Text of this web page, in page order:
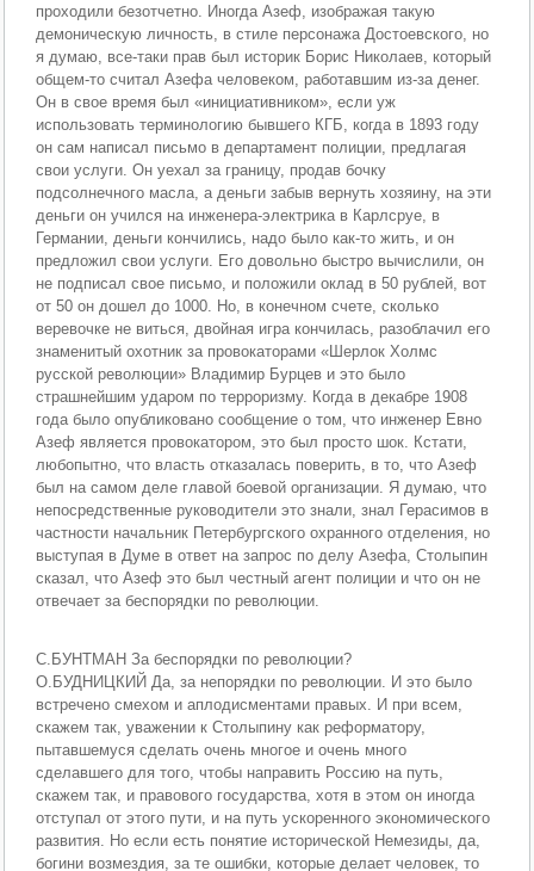
проходили безотчетно. Иногда Азеф, изображая такую
демоническую личность, в стиле персонажа Достоевского, но
я думаю, все-таки прав был историк Борис Николаев, который
общем-то считал Азефа человеком, работавшим из-за денег.
Он в свое время был «инициативником», если уж
использовать терминологию бывшего КГБ, когда в 1893 году
он сам написал письмо в департамент полиции, предлагая
свои услуги. Он уехал за границу, продав бочку
подсолнечного масла, а деньги забыв вернуть хозяину, на эти
деньги он учился на инженера-электрика в Карлсруе, в
Германии, деньги кончились, надо было как-то жить, и он
предложил свои услуги. Его довольно быстро вычислили, он
не подписал свое письмо, и положили оклад в 50 рублей, вот
от 50 он дошел до 1000. Но, в конечном счете, сколько
веревочке не виться, двойная игра кончилась, разоблачил его
знаменитый охотник за провокаторами «Шерлок Холмс
русской революции» Владимир Бурцев и это было
страшнейшим ударом по терроризму. Когда в декабре 1908
года было опубликовано сообщение о том, что инженер Евно
Азеф является провокатором, это был просто шок. Кстати,
любопытно, что власть отказалась поверить, в то, что Азеф
был на самом деле главой боевой организации. Я думаю, что
непосредственные руководители это знали, знал Герасимов в
частности начальник Петербургского охранного отделения, но
выступая в Думе в ответ на запрос по делу Азефа, Столыпин
сказал, что Азеф это был честный агент полиции и что он не
отвечает за беспорядки по революции.
С.БУНТМАН За беспорядки по революции?
О.БУДНИЦКИЙ Да, за непорядки по революции. И это было
встречено смехом и аплодисментами правых. И при всем,
скажем так, уважении к Столыпину как реформатору,
пытавшемуся сделать очень многое и очень много
сделавшего для того, чтобы направить Россию на путь,
скажем так, и правового государства, хотя в этом он иногда
отступал от этого пути, и на путь ускоренного экономического
развития. Но если есть понятие исторической Немезиды, да,
богини возмездия, за те ошибки, которые делает человек, то